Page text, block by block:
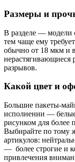
Размеры и
В разделе — модели
тем чаще ему
обычно от 18 мкм и
нерастягивающиеся
разрывов.
Какой цвет и
Большие пакеты-
исполнении —
рисунком для более
Выбирайте по тому
артикулов:
— более строгие и
привлечения